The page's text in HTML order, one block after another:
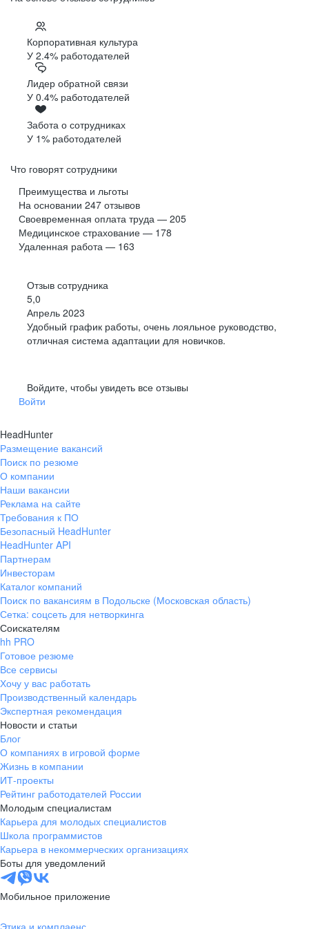
Корпоративная культура
У 2.4% работодателей
Лидер обратной связи
У 0.4% работодателей
Забота о сотрудниках
У 1% работодателей
Что говорят сотрудники
Преимущества и льготы
На основании 247 отзывов
Своевременная оплата труда — 205
Медицинское страхование — 178
Удаленная работа — 163
Отзыв сотрудника
5,0
Апрель 2023
Удобный график работы, очень лояльное руководство,
отличная система адаптации для новичков.
Войдите, чтобы увидеть все отзывы
Войти
HeadHunter
Размещение вакансий
Поиск по резюме
О компании
Наши вакансии
Реклама на сайте
Требования к ПО
Безопасный HeadHunter
HeadHunter API
Партнерам
Инвесторам
Каталог компаний
Поиск по вакансиям в Подольске (Московская область)
Сетка: соцсеть для нетворкинга
Соискателям
hh PRO
Готовое резюме
Все сервисы
Хочу у вас работать
Производственный календарь
Экспертная рекомендация
Новости и статьи
Блог
О компаниях в игровой форме
Жизнь в компании
ИТ-проекты
Рейтинг работодателей России
Молодым специалистам
Карьера для молодых специалистов
Школа программистов
Карьера в некоммерческих организациях
Боты для уведомлений
Мобильное приложение